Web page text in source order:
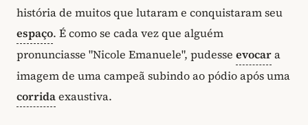
história de muitos que lutaram e conquistaram seu
espaço. É como se cada vez que alguém
pronunciasse "Nicole Emanuele", pudesse evocara
imagem de uma campeã subindo ao pódio após uma
corridaexaustiva.